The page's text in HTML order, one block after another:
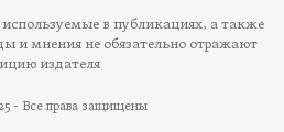
в публикациях, а также
и мнения не обязательно отражают
издателя
- Все права защищены